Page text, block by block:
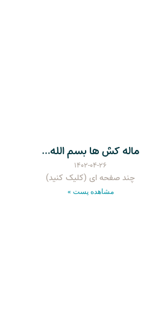
ماله کش ها بسم الله…
۱۴۰۲-۰۴-۲۶
چند صفحه ای (کلیک کنید)
مشاهده پست »